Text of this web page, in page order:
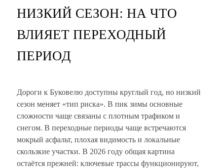
НИЗКИЙ СЕЗОН: НА ЧТО
ВЛИЯЕТ ПЕРЕХОДНЫЙ
ПЕРИОД
Дороги к Буковелю доступны круглый год, но низкий
сезон меняет «тип риска». В пик зимы основные
сложности чаще связаны с плотным трафиком и
снегом. В переходные периоды чаще встречаются
мокрый асфальт, плохая видимость и локальные
скользкие участки. В 2026 году общая картина
остаётся прежней: ключевые трассы функционируют,